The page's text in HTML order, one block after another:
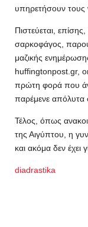
υπηρετήσουν τους
Πιστεύεται,
σαρκοφάγος,
μαζικής
huffingtonpost.gr,
πρώτη φορά που
παρέμενε απόλυτα
Τέλος, όπως
της Αιγύπτου, η
και ακόμα δεν έχει
diadrastika